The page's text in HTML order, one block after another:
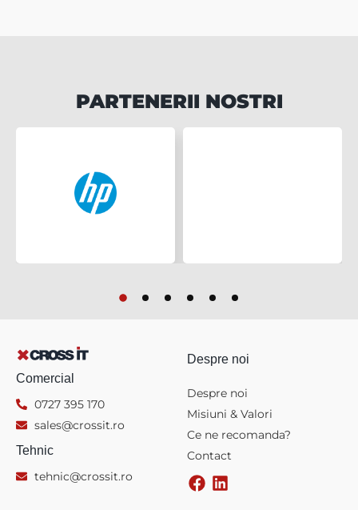
PARTENERII NOSTRI
Comercial
0727 395 170
sales@crossit.ro
Tehnic
tehnic@crossit.ro
Despre noi
Despre noi
Misiuni & Valori
Ce ne recomanda?
Contact